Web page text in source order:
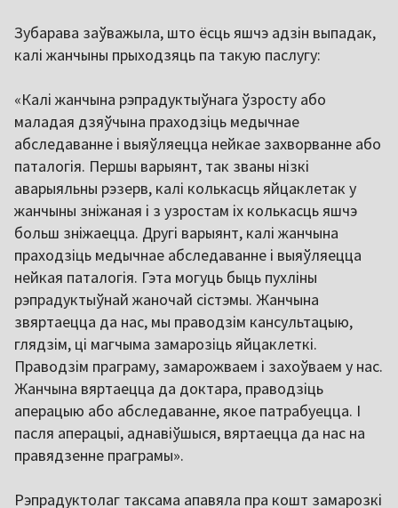
Зубарава заўважыла, што ёсць яшчэ адзін выпадак,
калі жанчыны прыходзяць па такую паслугу:
«Калі жанчына рэпрадуктыўнага ўзросту або
маладая дзяўчына праходзіць медычнае
абследаванне і выяўляецца нейкае захворванне або
паталогія. Першы варыянт, так званы нізкі
аварыяльны рэзерв, калі колькасць яйцаклетак у
жанчыны зніжаная і з узростам іх колькасць яшчэ
больш зніжаецца. Другі варыянт, калі жанчына
праходзіць медычнае абследаванне і выяўляецца
нейкая паталогія. Гэта могуць быць пухліны
рэпрадуктыўнай жаночай сістэмы. Жанчына
звяртаецца да нас, мы праводзім кансультацыю,
глядзім, ці магчыма замарозіць яйцаклеткі.
Праводзім праграму, замарожваем і захоўваем у нас.
Жанчына вяртаецца да доктара, праводзіць
аперацыю або абследаванне, якое патрабуецца. І
пасля аперацыі, аднавіўшыся, вяртаецца да нас на
правядзенне праграмы».
Рэпрадуктолаг таксама апавяла пра кошт замарозкі